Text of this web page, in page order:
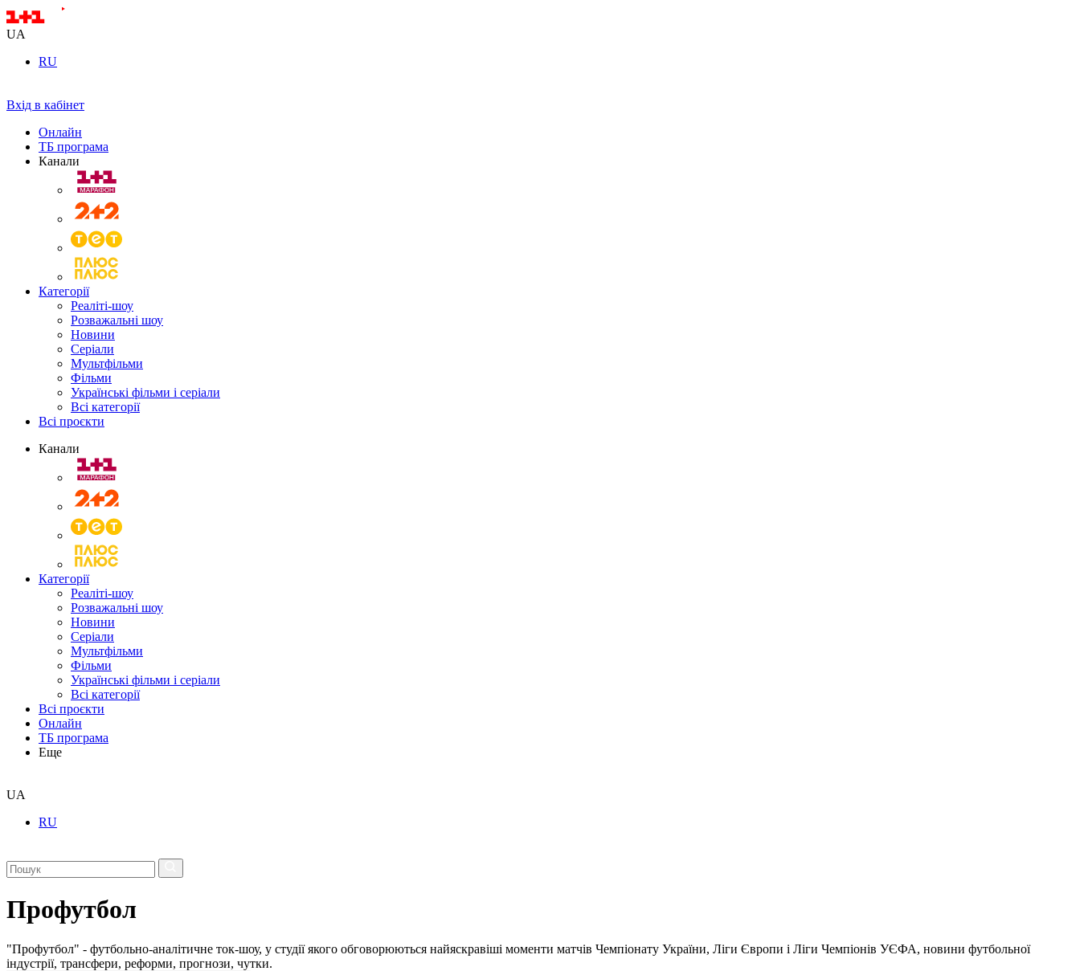
UA
RU
Вхід в кабінет
Онлайн
ТБ програма
Канали
Категорії
Реаліті-шоу
Розважальні шоу
Новини
Серіали
Мультфільми
Фільми
Українські фільми і серіали
Всі категорії
Всі проєкти
Канали
Категорії
Реаліті-шоу
Розважальні шоу
Новини
Серіали
Мультфільми
Фільми
Українські фільми і серіали
Всі категорії
Всі проєкти
Онлайн
ТБ програма
Еще
UA
RU
Профутбол
"Профутбол" - футбольно-аналітичне ток-шоу, у студії якого обговорюються найяскравіші моменти матчів Чемпіонату України, Ліги Європи і Ліги Чемпіонів УЄФА, новини футбольної
індустрії, трансфери, реформи, прогнози, чутки.